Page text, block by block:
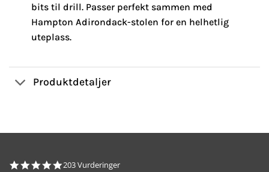
bits til drill. Passer perfekt sammen med
Hampton Adirondack-stolen for en helhetlig
uteplass.
Produktdetaljer
4.8
203 Vurderinger